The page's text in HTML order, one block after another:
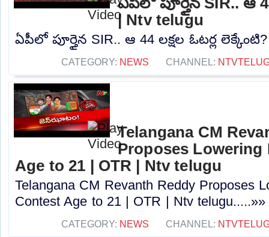
| Ntv telugu
ఏపీలో పూర్తైన SIR.. ఆ 44 లక్షల ఓటర్ల
CATEGORY: NEWS CHANNEL:
Telangana CM
Proposes Lowering
Age to 21 | OTR | Ntv telugu
Telangana CM Revanth Reddy Proposes
Contest Age to 21 | OTR | Ntv telugu.....»»
CATEGORY: NEWS CHANNEL: